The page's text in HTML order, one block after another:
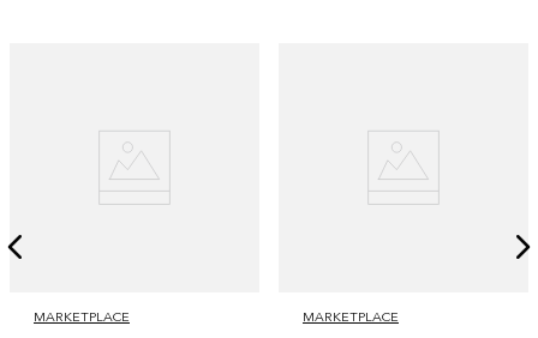
MARKETPLACE MARKETPLACE